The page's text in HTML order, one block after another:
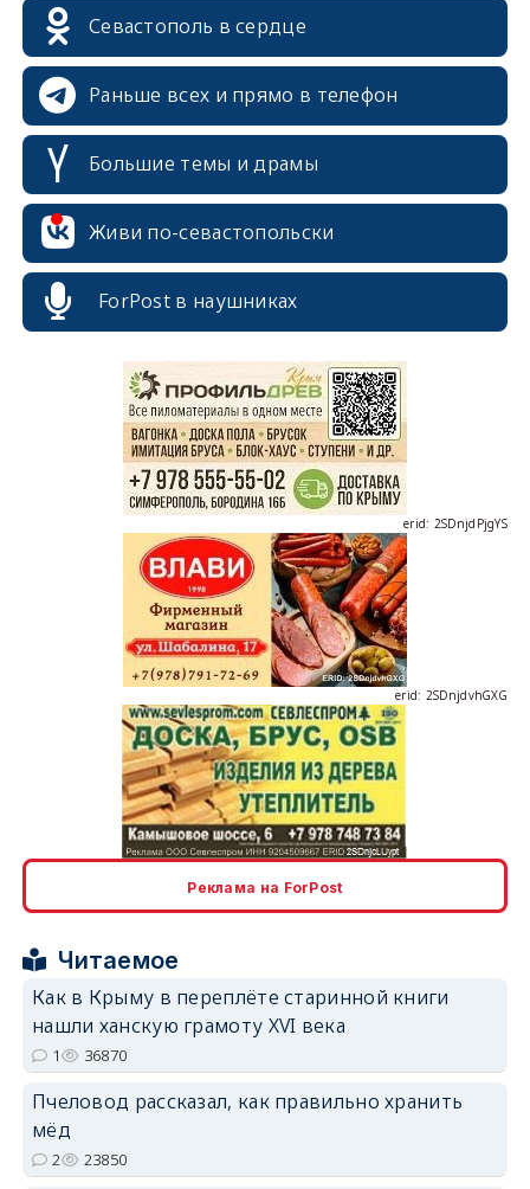
Севастополь в сердце
Раньше всех и прямо в телефон
Большие темы и драмы
Живи по-севастопольски
ForPost в наушниках
erid: 2SDnjcrDNw6
erid: 2SDnjdvhGXG
erid: 2SDnjcLUypt
erid: 2SDnjdPjgYS
Реклама на ForPost
Читаемое
Как в Крыму в переплёте старинной книги
нашли ханскую грамоту XVI века
1 36870
Пчеловод рассказал, как правильно хранить
мёд
2 23850